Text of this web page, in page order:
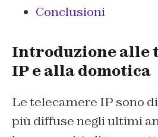
Conclusioni
Introduzione alle
IP e alla domotica
Le telecamere IP sono
più diffuse negli ultimi